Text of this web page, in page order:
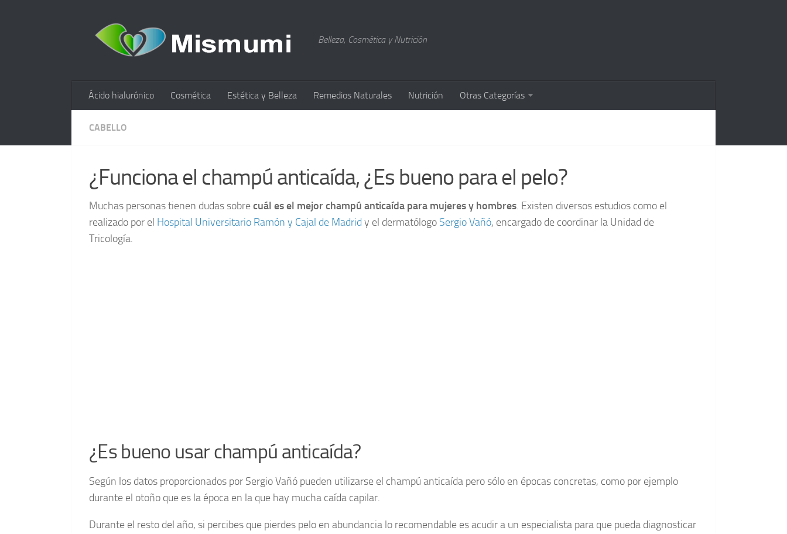
Belleza, Cosmética y Nutrición
Ácido hialurónico Cosmética Estética y Belleza Remedios Naturales Nutrición Otras Categorías
CABELLO
¿Funciona el champú anticaída, ¿Es bueno para el pelo?
Muchas personas tienen dudas sobrecuál es el mejor champú anticaída para mujeres y hombres. Existen diversos estudios como el
realizado por el Hospital Universitario Ramón y Cajal de Madrid y el dermatólogo Sergio Vañó, encargado de coordinar la Unidad de
Tricología.
¿Es bueno usar champú anticaída?
Según los datos proporcionados por Sergio Vañó pueden utilizarse el champú anticaída pero sólo en épocas concretas, como por ejemplo
durante el otoño que es la época en la que hay mucha caída capilar.
Durante el resto del año, si percibes que pierdes pelo en abundancia lo recomendable es acudir a un especialista para que pueda diagnosticar